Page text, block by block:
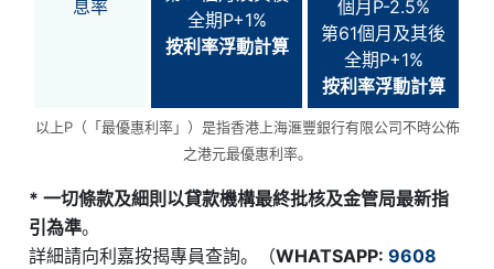
息率
全期P+1%
按利率浮動計算
個月P-2.5%
第61個月及其後
全期P+1%
按利率浮動計算
以上P（「最優惠利率」）是指香港上海滙豐銀行有限公司不時公佈
之港元最優惠利率。
* 一切條款及細則以貸款機構最終批核及金管局最新指
引為準。
詳細請向利嘉按揭專員查詢。（WHATSAPP:9608